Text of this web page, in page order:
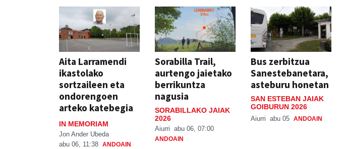
Aita Larramendi
ikastolako
sortzaileen eta
ondorengoen
arteko katebegia
IN MEMORIAM
Jon Ander Ubeda
abu 06, 11:38 ANDOAIN
Sorabilla Trail,
aurtengo jaietako
berrikuntza
nagusia
SORABILLAKO JAIAK
2026
Aiurri abu 06, 07:00
ANDOAIN
Bus zerbitzua
Sanestebanetara,
asteburu honetan
SAN ESTEBAN JAIAK
GOIBURUN 2026
Aiurri abu 05 ANDOAIN